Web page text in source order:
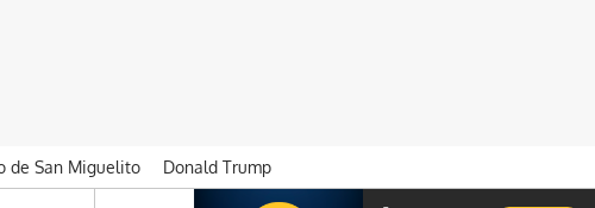
de San Miguelito
Donald Trump